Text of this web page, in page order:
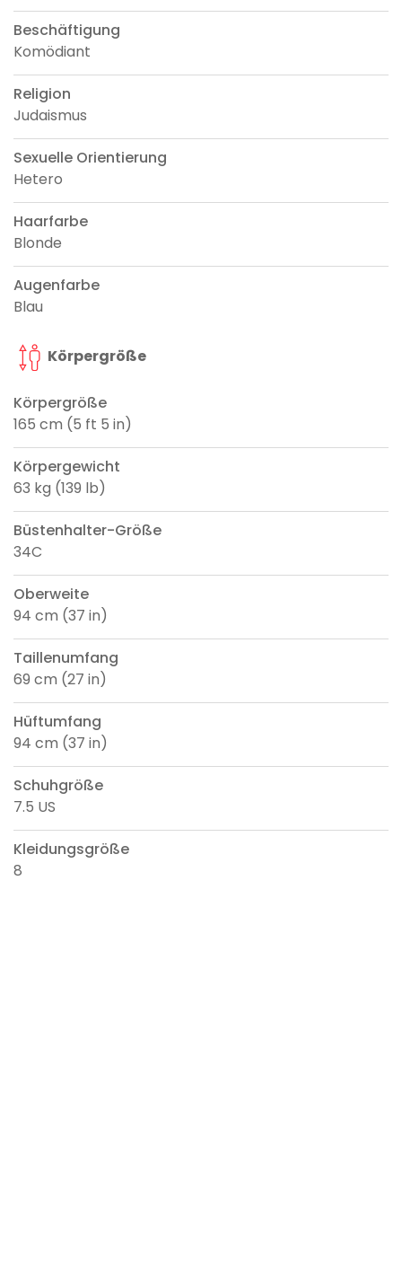
Beschäftigung
Komödiant
Religion
Judaismus
Sexuelle Orientierung
Hetero
Haarfarbe
Blonde
Augenfarbe
Blau
Körpergröße
Körpergröße
165 cm (5 ft 5 in)
Körpergewicht
63 kg (139 lb)
Büstenhalter-Größe
34C
Oberweite
94 cm (37 in)
Taillenumfang
69 cm (27 in)
Hüftumfang
94 cm (37 in)
Schuhgröße
7.5 US
Kleidungsgröße
8